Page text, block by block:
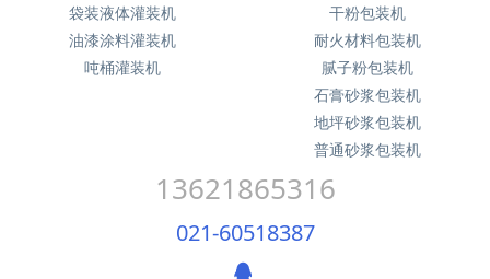
袋装液体灌装机
油漆涂料灌装机
吨桶灌装机
干粉包装机
耐火材料包装机
腻子粉包装机
石膏砂浆包装机
地坪砂浆包装机
普通砂浆包装机
13621865316
021-60518387